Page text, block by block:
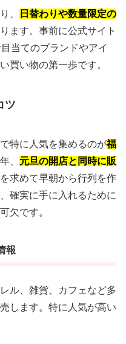
、
日替わりや数量限定の
ます。事前に公式サイト
当てのブランドやアイ
買い物の第一歩です。
ツ
特に人気を集めるのが福
、 元旦の開店と同時に販
求めて早朝から行列を作
確実に手に入れるために
欠です。
報
ル、雑貨、カフェなど多
します。特に人気が高い